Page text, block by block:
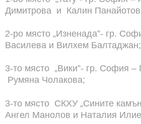
Димитрова и Калин
2-ро място „Изненада”- гр.
Василева и Вилхем Балтаджан;
3-то място „Вики”- гр. София –
Румяна Чолакова;
3-то място СКХУ „Сините
Ангел Манолов и Наталия